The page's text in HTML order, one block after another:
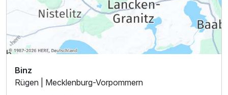
Für 4 Tage 251,15 €
Binz
Rügen | Mecklenburg-Vorpommern